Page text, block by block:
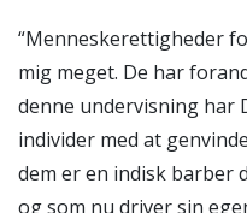
“Menneskerettigheder
mig meget. De har
denne undervisning har
individer med at
dem er en indisk barber
og som nu driver sin